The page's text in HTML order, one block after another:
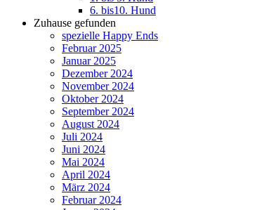
6. bis10. Hund
Zuhause gefunden
spezielle Happy Ends
Februar 2025
Januar 2025
Dezember 2024
November 2024
Oktober 2024
September 2024
August 2024
Juli 2024
Juni 2024
Mai 2024
April 2024
März 2024
Februar 2024